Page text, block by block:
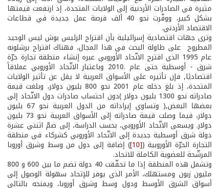
مثيرة في الصادرات الأردنية إلى الولايات المتحدة، إذ ارتفعت قيمتها
بشكل كبير، ووفّرت نحو 40 ألف فرصة عمل جديدة في قطاعات
الاقتصاد الأردني.
وترى جهات اقتصادية إسرائيلية بأن اقتراح الرئيس بوش ليس الوحيد
المطروح على طاولة البحث في هذا المجال، فهناك اقتراح برشلونه
عام 1995 الذي اقترح الاتّحاد الأوروبي عبره إنشاء منطقة تجارة حرّة
شرق - أوسطية حتى عام .2010 وباعتبار الاتّحاد الأوروبي عملاقاً
اقتصاديًا, فإن تأثيره على الأسواق العربية لا يقل عن تأثير الولايات
المتحدة، إذ بلغ دخله عام 2001 نحو 800 بليون دولار، وبلغت قيمة
صادراته نحو 1300 بليون دولار )دون احتساب صادرات دول الاتّحاد إلى
بعضها البعض,( وتساوي إيراداته من الدول العربية نحو 67 بليون
دولار، فيما وصلت قيمة صادراته إلى الأسواق العربية نحو 73 بليون
دولار. ويسعى الاتّحاد الأوروبي، بحسب الدراسة، إلى ضمّ اثنتي عشرة
دولة شرق أوسطية جديدة إلى الاتّحاد الأوروبي كشركاء في منطقة
التجارة الحرّة الأوروبية ([10] ) إضافة إلى دول من وسط وشرق أوروبا
المرشّحة للعضوية الكاملة للاتحاد.
وتشمل هذه المنطقة إذا ما تحقّقت 40 دولة تضم ما بين 600 و 800
مليون زبون ومستهلك، الأمر الذي يوفر للإتحاد سهولة الوصول إلى
أسواق الشرق الأوسط ودول وسط وشرق أوروبا، ويمنحه بالتالي